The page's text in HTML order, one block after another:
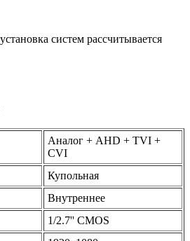
систем рассчитывается
Аналог + AHD + TVI +
CVI
Купольная
Внутреннее
1/2.7'' CMOS